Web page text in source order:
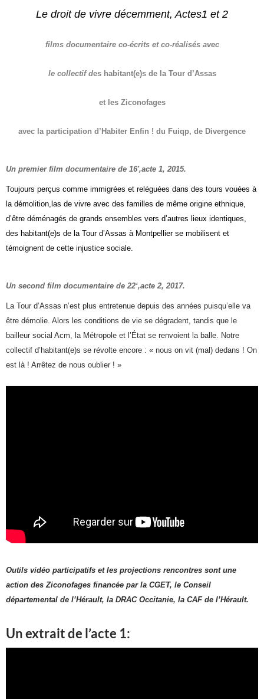
Le droit de vivre décemment,Actes1 et 2
films documentaire co-écrits et co-réalisés avec
le collectif des habitant(e)s de la Tour d’Assas
et les Ziconofages
avec la participation d’Habiter Enfin ! du Fuiqp, de Divergence
Un premier film documentaire de 16′,acte 1, 2015.
Toujours perçus comme immigrées et reléguées dans des tours vouées à
la démolition,las de vivre avec des familles de même origine ethnique,
d’être déménagés de grands ensembles vers d’autres lieux identiques,
des habitant(e)s de la Tour d’Assas à Montpellier se mobilisent et
témoignent de cette injustice sociale.
Un second film documentaire de 22‘,acte 2, 2017.
La Tour d’Assas n’est plus entretenue depuis des années puisqu’elle va
être démolie. Alors les conditions de vie se dégradent, tandis que le
bailleur social Acm, la Métropole et l’État se renvoient la balle. Notre
collectif d’habitant(e)s se révolte encore : « nous on vit (mal) dedans ! On
est là ! Arrêtez de nous oublier ! »
Outils vidéo participatifs et les projections rencontres sont une
action desZiconofages financée par la CGET, le Conseil
départemental de l’Hérault, la DRAC Occitanie, la CAF de l’Hérault.
Un extrait de l’acte 1: